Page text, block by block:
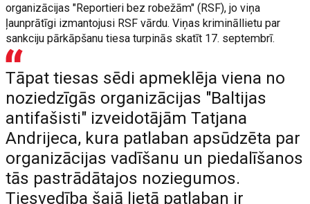
organizācijas "Reportieri bez robežām" (RSF), jo viņa
ļaunprātīgi izmantojusi RSF vārdu. Viņas krimināllietu par
sankciju pārkāpšanu tiesa turpinās skatīt 17. septembrī.
Tāpat tiesas sēdi apmeklēja viena no
noziedzīgās organizācijas "Baltijas
antifašisti" izveidotājām Tatjana
Andrijeca, kura patlaban apsūdzēta par
organizācijas vadīšanu un piedalīšanos
tās pastrādātajos noziegumos.
Tiesvedība šajā lietā patlaban ir